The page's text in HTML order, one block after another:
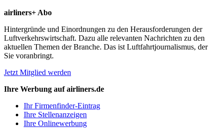
airliners+ Abo
Hintergründe und Einordnungen zu den Herausforderungen der
Luftverkehrswirtschaft. Dazu alle relevanten Nachrichten zu den
aktuellen Themen der Branche. Das ist Luftfahrtjournalismus, der
Sie voranbringt.
Jetzt Mitglied werden
Ihre Werbung auf airliners.de
Ihr Firmenfinder-Eintrag
Ihre Stellenanzeigen
Ihre Onlinewerbung